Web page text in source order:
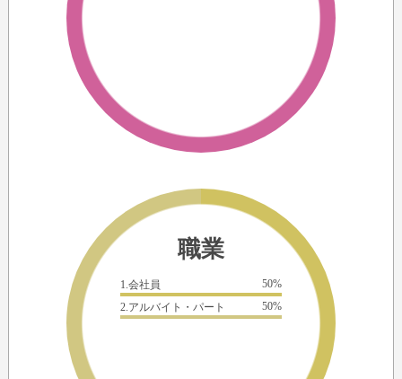
職業
1.会社員
50%
2.アルバイト・パート
50%